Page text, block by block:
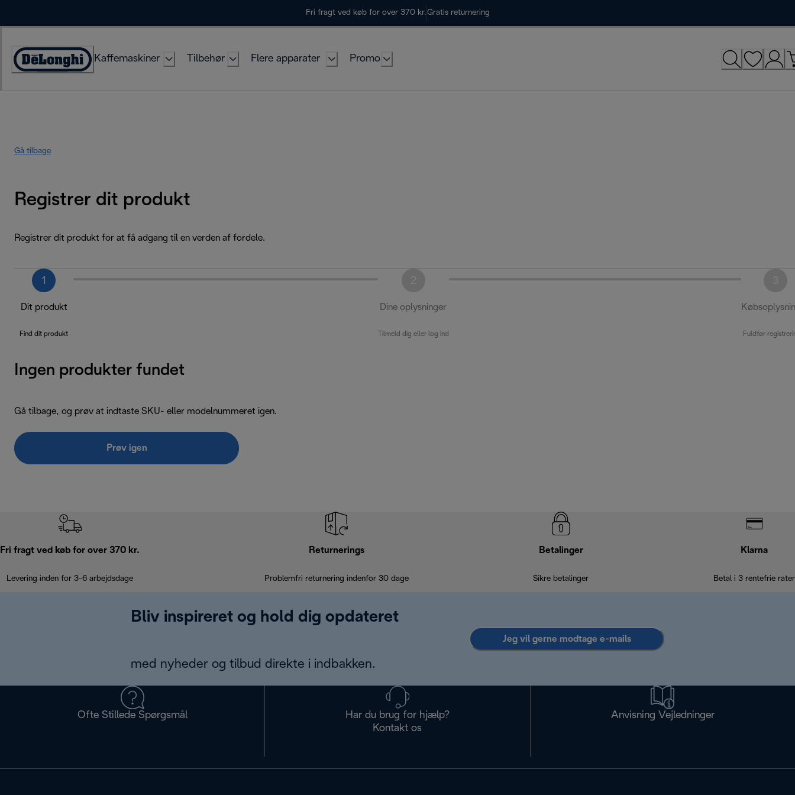
Fri fragt ved køb for over 370 kr.Gratis returnering
Accessibility
Kaffemaskiner Tilbehør Flere apparater Promo
Gå tilbage
Registrer dit produkt
Registrer dit produkt for at få adgang til en verden af fordele.
1
Dit produkt
Find dit produkt
Dine oplysninger
Tilmeld dig eller log ind Fuldfør
Ingen produkter fundet
Gå tilbage, og prøv at indtaste SKU- eller modelnummeret igen.
Prøv igen
Fri fragt ved køb for over 370 kr.
Levering inden for 3-6 arbejdsdage
Returnerings
Problemfri returnering indenfor 30 dage
Betalinger
Sikre betalinger
Klarna
Betal i 3 rentefrie rater
Bliv inspireret og hold dig opdateret
med nyheder og tilbud direkte i indbakken.
Jeg vil gerne modtage e-mails
Ofte Stillede Spørgsmål
Har du brug for hjælp?
Kontakt os
Anvisning Vejledninger